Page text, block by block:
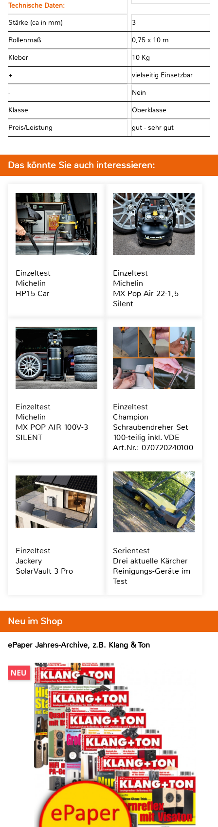
Technische Daten:
Stärke (ca in mm) 3
Rollenmaß 0,75 x 10 m
Kleber 10 Kg
+ vielseitig Einsetzbar
- Nein
Klasse Oberklasse
Preis/Leistung gut - sehr gut
Neu im Shop
ePaper Jahres-Archive, z.B. Klang & Ton
Das könnte Sie auch interessieren:
Einzeltest
Michelin
HP15 Car
Einzeltest
Michelin
MX Pop Air 22-1,5
Silent
Einzeltest
Michelin
MX POP AIR 100V-3
SILENT
Einzeltest
Champion
Schraubendreher Set
100-teilig inkl. VDE
Art.Nr.: 070720240100
Einzeltest
Jackery
SolarVault 3 Pro
Serientest
Drei aktuelle Kärcher
Reinigungs-Geräte im
Test